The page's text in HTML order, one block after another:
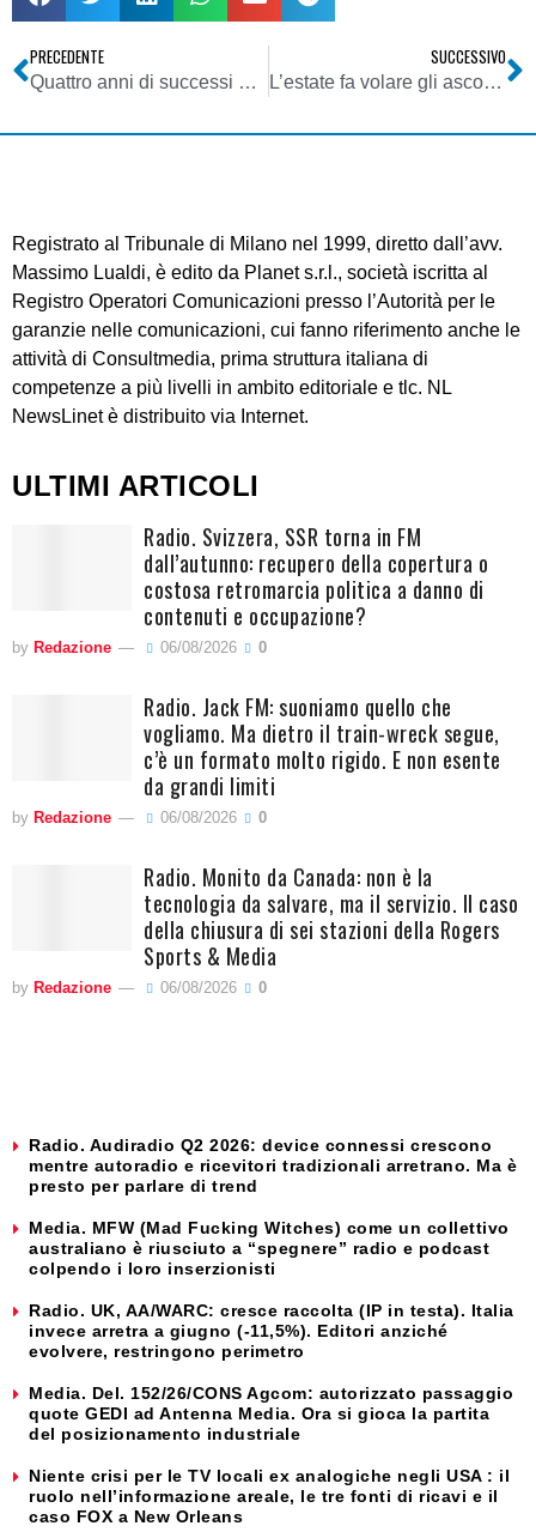
PRECEDENTE
Quattro anni di successi per la TV delle libertà: 19 milioni di debiti e segnale spento. Ma il sito web recita ancora “in manutenzione”
SUCCESSIVO
L’estate fa volare gli ascolti della TV Digitale
Registrato al Tribunale di Milano nel 1999, diretto dall’avv.
Massimo Lualdi, è edito da Planet s.r.l., società iscritta al
Registro Operatori Comunicazioni presso l’Autorità per le
garanzie nelle comunicazioni, cui fanno riferimento anche le
attività di Consultmedia, prima struttura italiana di
competenze a più livelli in ambito editoriale e tlc. NL
NewsLinet è distribuito via Internet.
ULTIMI ARTICOLI
Radio. Svizzera, SSR torna in FM
dall’autunno: recupero della copertura o
costosa retromarcia politica a danno di
contenuti e occupazione?
by Redazione 06/08/2026 0
Radio. Jack FM: suoniamo quello che
vogliamo. Ma dietro il train-wreck segue,
c’è un formato molto rigido. E non esente
da grandi limiti
by Redazione 06/08/2026 0
Radio. Monito da Canada: non è la
tecnologia da salvare, ma il servizio. Il caso
della chiusura di sei stazioni della Rogers
Sports & Media
by Redazione 06/08/2026 0
Radio. Audiradio Q2 2026: device connessi crescono
mentre autoradio e ricevitori tradizionali arretrano. Ma è
presto per parlare di trend
Media. MFW (Mad Fucking Witches) come un collettivo
australiano è riusciuto a “spegnere” radio e podcast
colpendo i loro inserzionisti
Radio. UK, AA/WARC: cresce raccolta (IP in testa). Italia
invece arretra a giugno (-11,5%). Editori anziché
evolvere, restringono perimetro
Media. Del. 152/26/CONS Agcom: autorizzato passaggio
quote GEDI ad Antenna Media. Ora si gioca la partita
del posizionamento industriale
Niente crisi per le TV locali ex analogiche negli USA : il
ruolo nell’informazione areale, le tre fonti di ricavi e il
caso FOX a New Orleans